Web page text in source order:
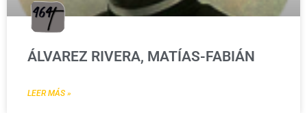
ÁLVAREZ RIVERA, MATÍAS-FABIÁN
LEER MÁS »